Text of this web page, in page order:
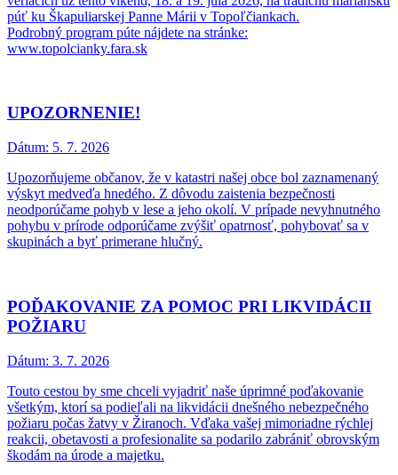
púť ku Škapuliarskej Panne Márii v Topoľčiankach.
Podrobný program púte nájdete na stránke:
www.topolcianky.fara.sk
UPOZORNENIE!
Dátum: 5. 7. 2026
Upozorňujeme občanov, že v katastri našej obce bol zaznamenaný
výskyt medveďa hnedého. Z dôvodu zaistenia bezpečnosti
neodporúčame pohyb v lese a jeho okolí. V prípade nevyhnutného
pohybu v prírode odporúčame zvýšiť opatrnosť, pohybovať sa v
skupinách a byť primerane hlučný.
POĎAKOVANIE ZA POMOC PRI LIKVIDÁCII
POŽIARU
Dátum: 3. 7. 2026
Touto cestou by sme chceli vyjadriť naše úprimné poďakovanie
všetkým, ktorí sa podieľali na likvidácii dnešného nebezpečného
požiaru počas žatvy v Žiranoch. Vďaka vašej mimoriadne rýchlej
reakcii, obetavosti a profesionalite sa podarilo zabrániť obrovským
škodám na úrode a majetku.